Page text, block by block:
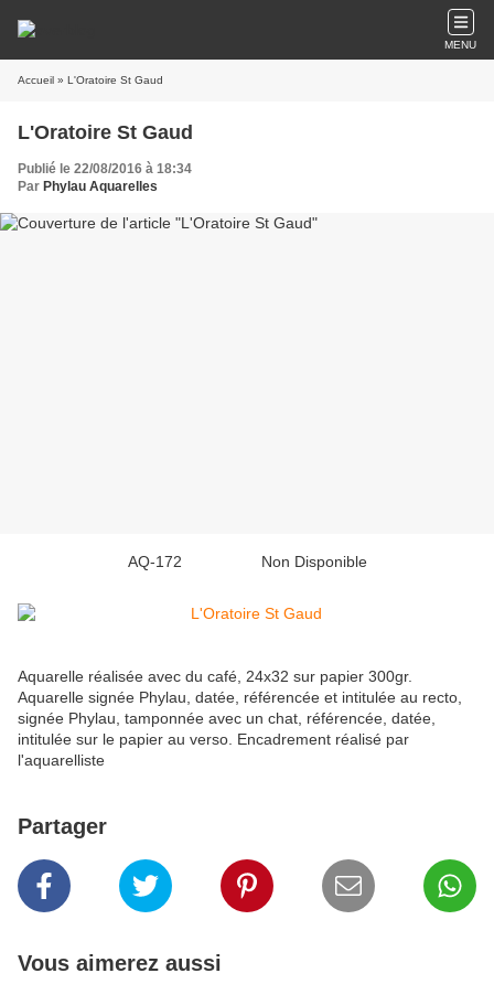
MENU
Accueil » L'Oratoire St Gaud
L'Oratoire St Gaud
Publié le 22/08/2016 à 18:34
Par Phylau Aquarelles
AQ-172 Non Disponible
Aquarelle réalisée avec du café, 24x32 sur papier 300gr.
Aquarelle signée Phylau, datée, référencée et intitulée au recto,
signée Phylau, tamponnée avec un chat, référencée, datée,
intitulée sur le papier au verso. Encadrement réalisé par
l'aquarelliste
Partager
Vous aimerez aussi